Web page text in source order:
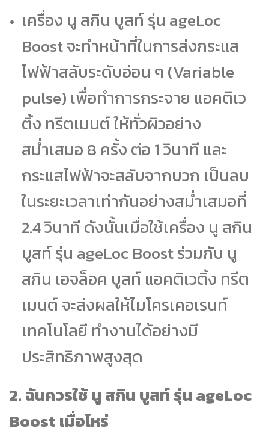
เครื่อง นู สกิน บูสท์ รุ่น ageLoc
Boost จะทำหน้าที่ในการส่งกระแส
ไฟฟ้าสลับระดับอ่อน ๆ (Variable
pulse) เพื่อทำการกระจาย แอคติเว
ติ้ง ทรีตเมนต์ ให้ทั่วผิวอย่าง
สม่ำเสมอ 8 ครั้ง ต่อ 1 วินาที และ
กระแสไฟฟ้าจะสลับจากบวก เป็นลบ
ในระยะเวลาเท่ากันอย่างสม่ำเสมอที่
2.4 วินาที ดังนั้นเมื่อใช้เครื่อง นู สกิน
บูสท์ รุ่น ageLoc Boost ร่วมกับ นู
สกิน เอจล็อค บูสท์ แอคติเวติ้ง ทรีต
เมนต์ จะส่งผลให้ไมโครเคอเรนท์
เทคโนโลยี ทำงานได้อย่างมี
ประสิทธิภาพสูงสุด
2. ฉันควรใช้ นู สกิน บูสท์ รุ่น ageLoc
Boost เมื่อไหร่